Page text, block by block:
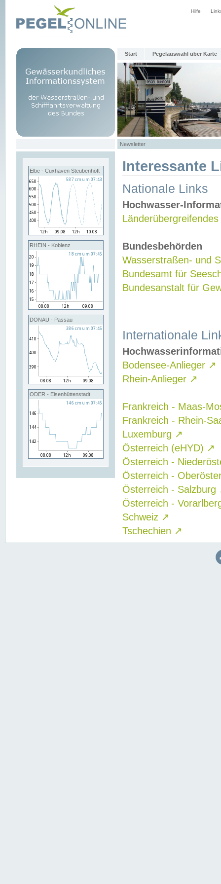
Hilfe
Start Pegelauswahl über Karte
Newsletter
Elbe - Cuxhaven Steubenhöft
RHEIN - Koblenz
DONAU - Passau
ODER - Eisenhüttenstadt
Interessante
Nationale Links
Hochwasser-
Bundesbehörden
Wasserstraßen- und
Bundesamt für
Bundesanstalt für
Internationale
Bodensee-Anlieger ↗
Rhein-Anlieger ↗
Frankreich - Maas-
Frankreich - Rhein-
Luxemburg ↗
Österreich (eHYD) ↗
Österreich -
Österreich -
Österreich - Salzburg
Österreich -
Schweiz ↗
Tschechien ↗